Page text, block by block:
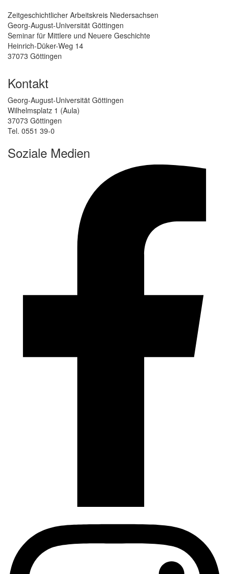
Zeitgeschichtlicher Arbeitskreis Niedersachsen
Georg-August-Universität Göttingen
Seminar für Mittlere und Neuere Geschichte
Heinrich-Düker-Weg 14
37073 Göttingen
Kontakt
Georg-August-Universität Göttingen
Wilhelmsplatz 1 (Aula)
37073 Göttingen
Tel. 0551 39-0
Soziale Medien